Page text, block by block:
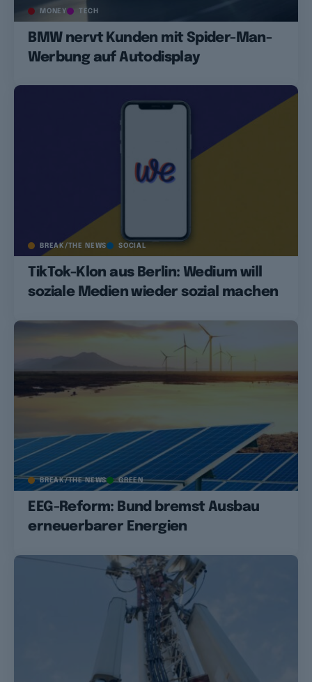
MONEY TECH
BMW nervt Kunden mit Spider-Man-
Werbung auf Autodisplay
BREAK/THE NEWS SOCIAL
TikTok-Klon aus Berlin: Wedium will
soziale Medien wieder sozial machen
BREAK/THE NEWS GREEN
EEG-Reform: Bund bremst Ausbau
erneuerbarer Energien